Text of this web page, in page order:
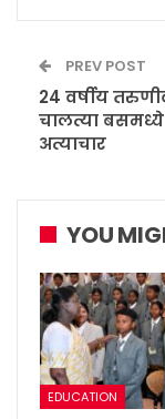
PREV POST
24 वर्षीय
चालत्या बसमध्ये
अत्याचार
YOU
EDUCATION